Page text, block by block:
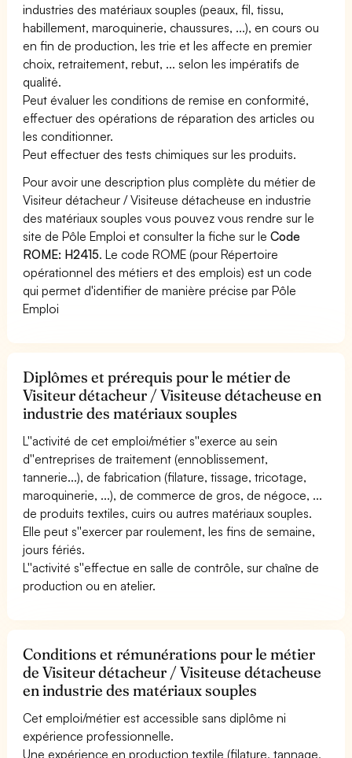
industries des matériaux souples (peaux, fil, tissu,
habillement, maroquinerie, chaussures, ...), en cours ou
en fin de production, les trie et les affecte en premier
choix, retraitement, rebut, ... selon les impératifs de
qualité.
Peut évaluer les conditions de remise en conformité,
effectuer des opérations de réparation des articles ou
les conditionner.
Peut effectuer des tests chimiques sur les produits.
Pour avoir une description plus complète du métier de
Visiteur détacheur / Visiteuse détacheuse en industrie
des matériaux souples vous pouvez vous rendre sur le
site de Pôle Emploi et consulter la fiche sur leCode
ROME: H2415. Le code ROME (pour Répertoire
opérationnel des métiers et des emplois) est un code
qui permet d'identifier de manière précise par Pôle
Emploi
Diplômes et prérequis pour le métier de
Visiteur détacheur / Visiteuse détacheuse en
industrie des matériaux souples
L''activité de cet emploi/métier s''exerce au sein
d''entreprises de traitement (ennoblissement,
tannerie...), de fabrication (filature, tissage, tricotage,
maroquinerie, ...), de commerce de gros, de négoce, ...
de produits textiles, cuirs ou autres matériaux souples.
Elle peut s''exercer par roulement, les fins de semaine,
jours fériés.
L''activité s''effectue en salle de contrôle, sur chaîne de
production ou en atelier.
Conditions et rémunérations pour le métier
de Visiteur détacheur / Visiteuse détacheuse
en industrie des matériaux souples
Cet emploi/métier est accessible sans diplôme ni
expérience professionnelle.
Une expérience en production textile (filature, tannage,